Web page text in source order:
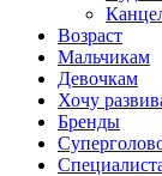
Возраст
Мальчикам
Девочкам
Хочу
Бренды